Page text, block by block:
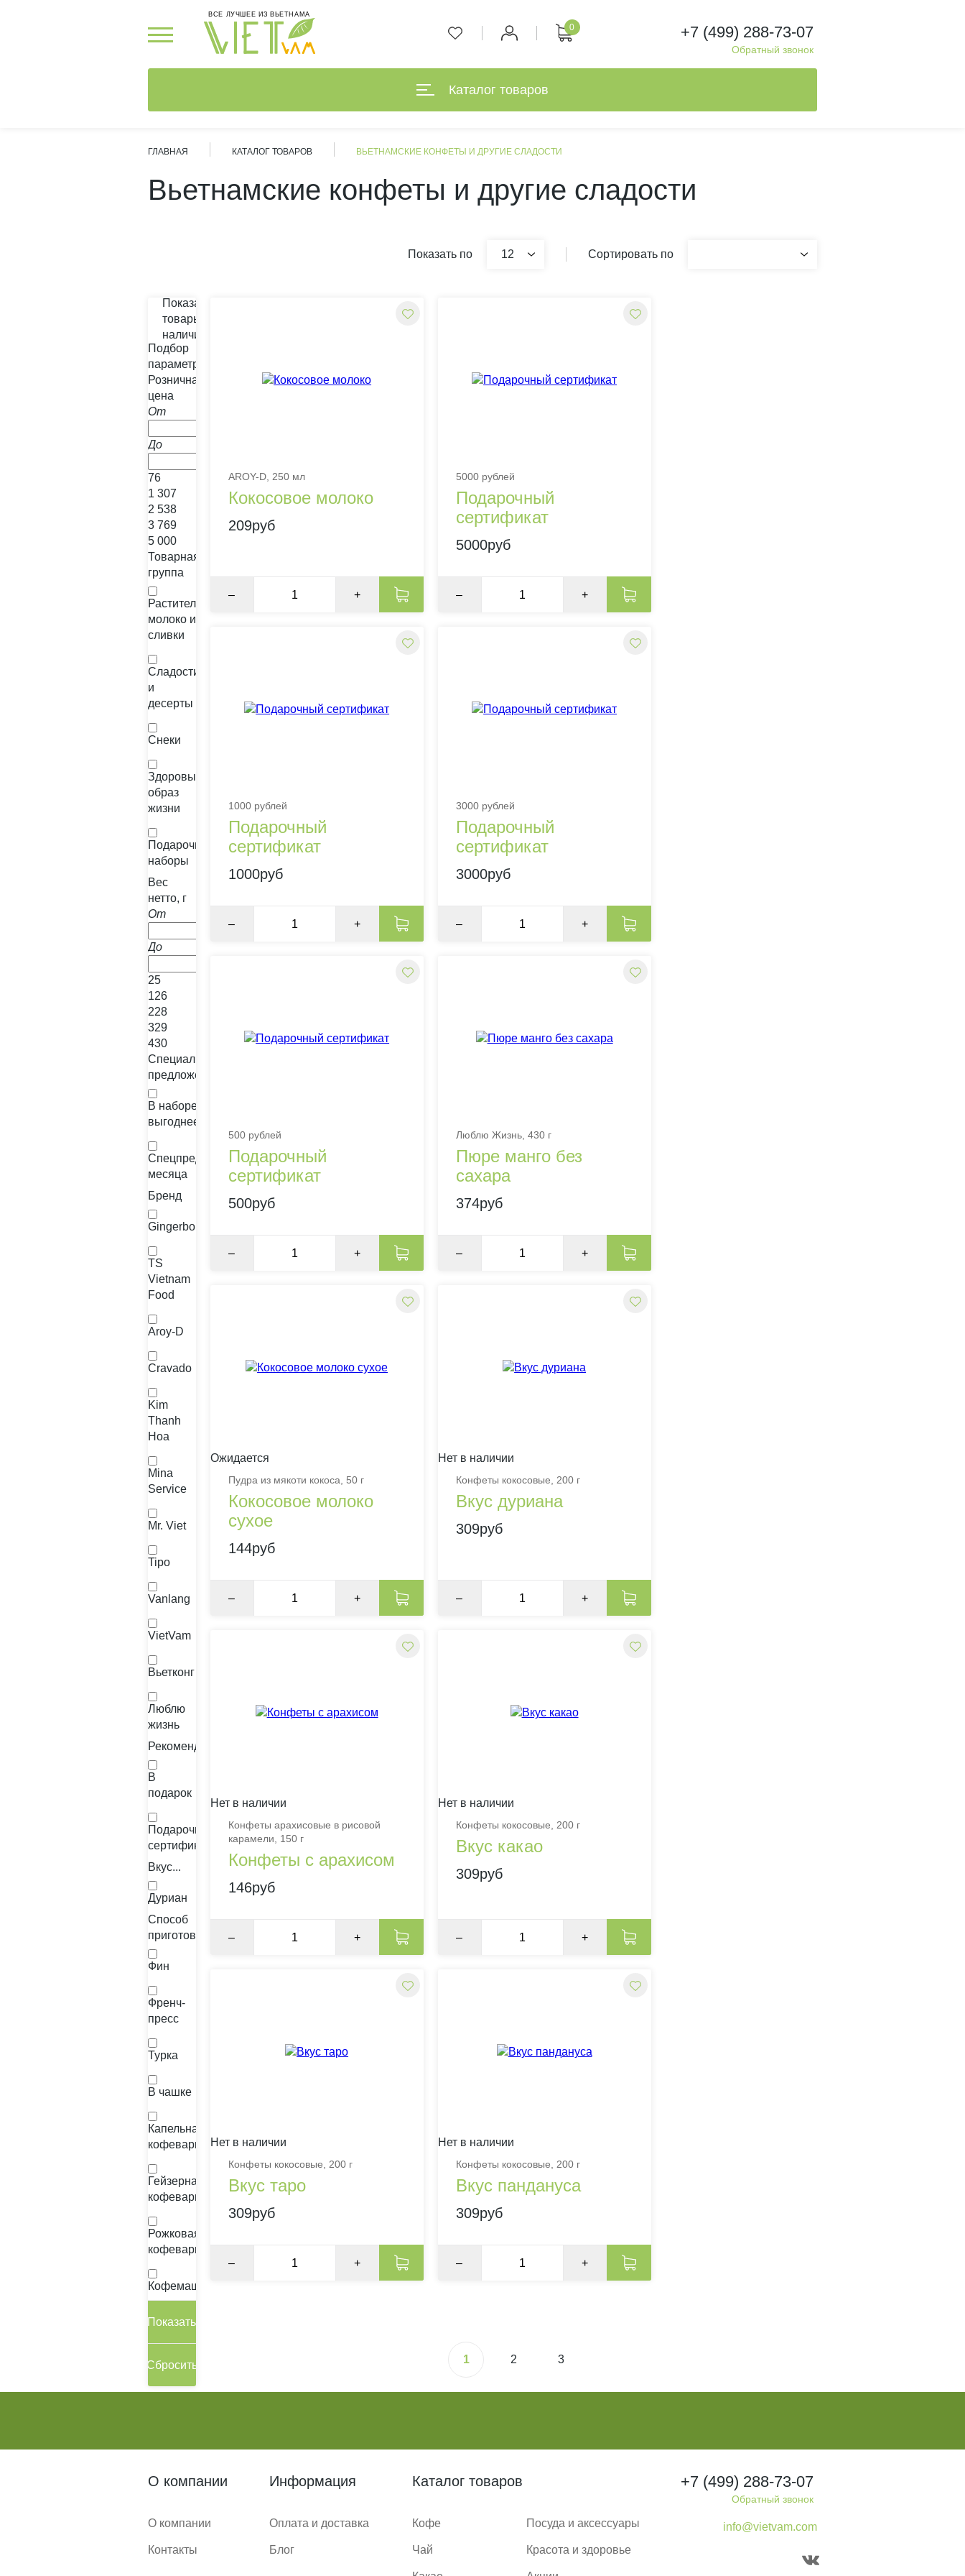
ВСЕ ЛУЧШЕЕ ИЗ ВЬЕТНАМА
0
Каталог товаров
+7 (499) 288-73-07
Обратный звонок
ГЛАВНАЯ КАТАЛОГ ТОВАРОВ ВЬЕТНАМСКИЕ КОНФЕТЫ И ДРУГИЕ СЛАДОСТИ
Вьетнамские конфеты и другие сладости
Показать по 12 Сортировать по
Показать
товары в
наличии
Подбор
параметров
Розничная
цена
От
До
76
1 307
2 538
3 769
5 000
Товарная
группа
Растительное
молоко и
сливки
Сладости
и
десерты
Снеки
Здоровый
образ
жизни
Подарочные
наборы
Вес
нетто, г
От
До
25
126
228
329
430
Специальные
предложения
В наборе
выгоднее
Спецпредложение
месяца
Бренд
Gingerbon
TS
Vietnam
Food
Aroy-D
Cravado
Kim
Thanh
Hoa
Mina
Service
Mr. Viet
Tipo
Vanlang
VietVam
Вьетконг
Люблю
жизнь
Рекомендации
В
подарок
Подарочный
сертификат
Вкус...
Дуриан
Способ
приготовления
Фин
Френч-
пресс
Турка
В чашке
Капельная
кофеварка
Гейзерная
кофеварка
Рожковая
кофеварка
Кофемашина
AROY-D, 250 мл
Кокосовое молоко
209руб
– +
5000 рублей
Подарочный
сертификат
5000руб
– +
1000 рублей
Подарочный
сертификат
1000руб
– +
3000 рублей
Подарочный
сертификат
3000руб
– +
500 рублей
Подарочный
сертификат
500руб
– +
Люблю Жизнь, 430 г
Пюре манго без
сахара
374руб
– +
Ожидается
Пудра из мякоти кокоса, 50 г
Кокосовое молоко
сухое
144руб
– +
Нет в наличии
Конфеты кокосовые, 200 г
Вкус дуриана
309руб
– +
Нет в наличии
Конфеты арахисовые в рисовой
карамели, 150 г
Конфеты с арахисом
146руб
– +
Нет в наличии
Конфеты кокосовые, 200 г
Вкус какао
309руб
– +
Нет в наличии
Конфеты кокосовые, 200 г
Вкус таро
309руб
– +
Нет в наличии
Конфеты кокосовые, 200 г
Вкус пандануса
309руб
– +
1 2 3
О компании Информация
О компании
Контакты
Оплата и доставка
Блог
Каталог товаров
Кофе
Чай
Посуда и аксессуары
Красота и здоровье
+7 (499) 288-73-07
Обратный звонок
info@vietvam.com